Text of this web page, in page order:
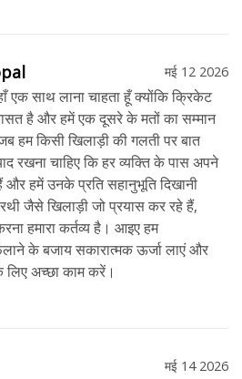
मई 12 2026
एक साथ लाना चाहता हूँ क्योंकि क्रिकेट
है और हमें एक दूसरे के मतों का सम्मान
हम किसी खिलाड़ी की गलती पर बात
रखना चाहिए कि हर व्यक्ति के पास अपने
और हमें उनके प्रति सहानुभूति दिखानी
रथी जैसे खिलाड़ी जो प्रयास कर रहे हैं,
हमारा कर्तव्य है। आइए हम
के बजाय सकारात्मक ऊर्जा लाएं और
लिए अच्छा काम करें।
मई 14 2026